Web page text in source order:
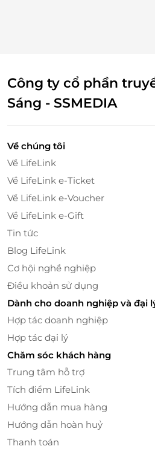
E-Voucher/E-Coupon
Không áp dụng đồng
Tiện Nghi Đầy Đủ,
Tuyệt Đối
Phòng Executive Suite
được trang bị đầy đủ các tiện
sự thoải mái tối đa cho du
bàn cỡ rộng , giúp bạn có thể
trà hay thư giãn trong không
Đây cũng là không gian lý
dành thời gian cùng người
Công ty cổ phần
Sáng - SSMEDIA
Về chúng tôi
Về LifeLink
Về LifeLink e-Ticket
Về LifeLink e-Voucher
Về LifeLink e-Gift
Tin tức
Blog LifeLink
Cơ hội nghề nghiệp
Điều khoản sử dụng
Dành cho doanh nghiệp và đại
Hợp tác doanh nghiệp
Hợp tác đại lý
Chăm sóc khách hàng
Trung tâm hỗ trợ
Tích điểm LifeLink
Hướng dẫn mua hàng
Hướng dẫn hoàn huỷ
Thanh toán